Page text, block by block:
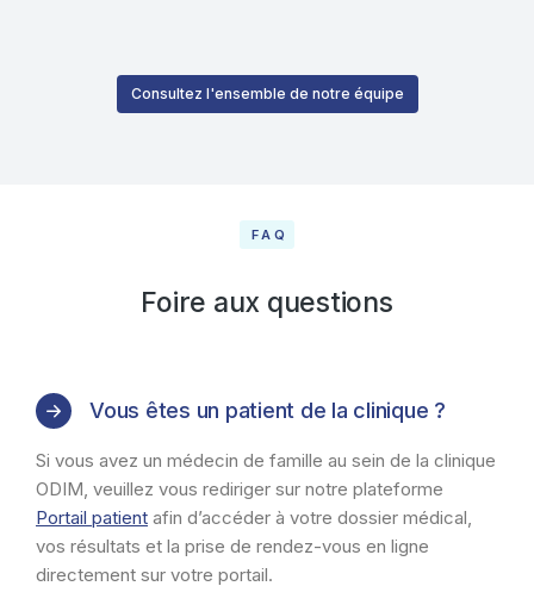
Consultez l'ensemble de notre équipe
FAQ
Foire aux questions
Vous êtes un patient de la clinique ?
Si vous avez un médecin de famille au sein de la clinique
ODIM, veuillez vous rediriger sur notre plateforme
Portail patient afin d’accéder à votre dossier médical,
vos résultats et la prise de rendez-vous en ligne
directement sur votre portail.